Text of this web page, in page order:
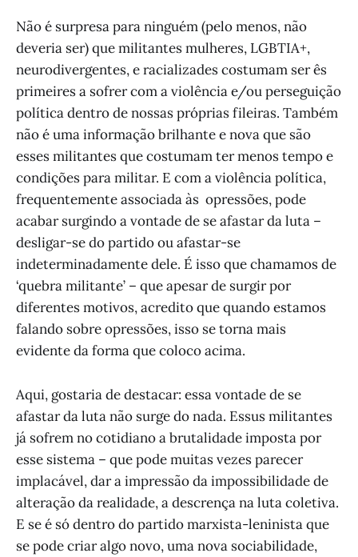
Não é surpresa para ninguém (pelo menos, não
deveria ser) que militantes mulheres, LGBTIA+,
neurodivergentes, e racializades costumam ser ês
primeires a sofrer com a violência e/ou perseguição
política dentro de nossas próprias fileiras. Também
não é uma informação brilhante e nova que são
esses militantes que costumam ter menos tempo e
condições para militar. E com a violência política,
frequentemente associada às opressões, pode
acabar surgindo a vontade de se afastar da luta –
desligar-se do partido ou afastar-se
indeterminadamente dele. É isso que chamamos de
‘quebra militante’ – que apesar de surgir por
diferentes motivos, acredito que quando estamos
falando sobre opressões, isso se torna mais
evidente da forma que coloco acima.
Aqui, gostaria de destacar: essa vontade de se
afastar da luta não surge do nada. Essus militantes
já sofrem no cotidiano a brutalidade imposta por
esse sistema – que pode muitas vezes parecer
implacável, dar a impressão da impossibilidade de
alteração da realidade, a descrença na luta coletiva.
E se é só dentro do partido marxista-leninista que
se pode criar algo novo, uma nova sociabilidade,